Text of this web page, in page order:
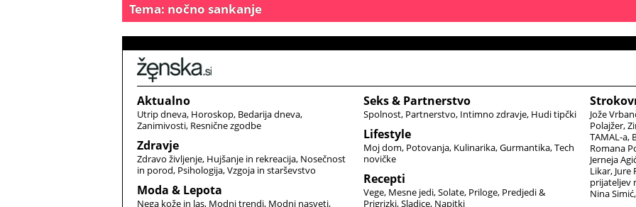
Tema: nočno sankanje
Aktualno
Utrip dneva Horoskop Bedarija dneva
Zanimivosti Resnične zgodbe
Zdravje
Zdravo življenje Hujšanje in rekreacija Nosečnost
in porod Psihologija Vzgoja in starševstvo
Moda & Lepota
Nega kože in las Modni trendi Modni nasveti
Seks & Partnerstvo
Spolnost Partnerstvo Intimno zdravje Hudi tipčki
Lifestyle
Moj dom Potovanja Kulinarika Gurmantika Tech
novičke
Recepti
Vege Mesne jedi Solate Priloge Predjedi &
Prigrizki Sladice Napitki
Jože
Polajžer
TAMAL-a
Romana
Jerneja
Likar Jure
prijateljev
Nina Simić